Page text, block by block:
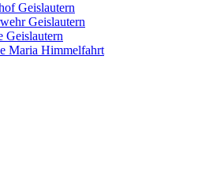
Geislautern
Geislautern
Geislautern
Maria Himmelfahrt